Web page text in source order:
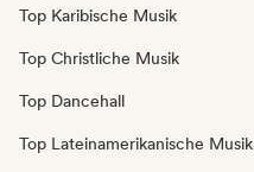
Top Karibische Musik
Top Christliche Musik
Top Dancehall
Top Lateinamerikanische Musik